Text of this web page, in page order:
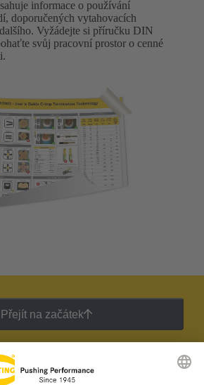
informace o používání
doporučených vytahovacích
Vyžádejte si příručku DIN
svůj pracovní prostor o cenné
Přejít na začátek